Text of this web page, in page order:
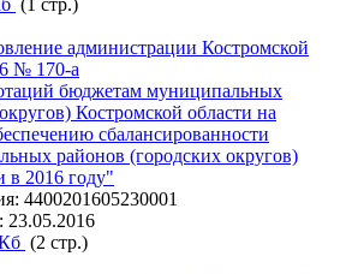
(1 стр.)
администрации Костромской
№ 170-а
бюджетам муниципальных
Костромской области на
сбалансированности
районов (городских округов)
в 2016 году"
4400201605230001
23.05.2016
(2 стр.)